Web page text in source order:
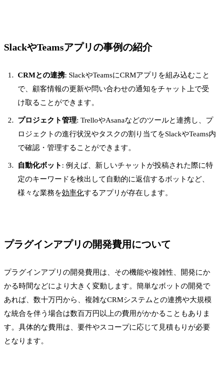
SlackやTeamsアプリの事例の紹介
CRMとの連携: SlackやTeamsにCRMアプリを組み込むこと
で、顧客情報の更新や問い合わせの通知をチャット上で受
け取ることができます。
プロジェクト管理: TrelloやAsanaなどのツールと連携し、プ
ロジェクトの進行状況やタスクの割り当てをSlackやTeams内
で確認・管理することができます。
自動化ボット : 例えば、新しいチャットが投稿された際に特
定のキーワードを検出して自動的に返信するボットなど、
様々な業務を効率化するアプリが存在します。
プラグインアプリの開発費用について
プラグインアプリの開発費用は、その機能や複雑性、開発にか
かる時間などにより大きく変動します。簡単なボットの開発で
あれば、数十万円から、複雑なCRMシステムとの連携や大規模
な統合を伴う場合は数百万円以上の費用がかかることもありま
す。具体的な費用は、要件やスコープに応じて見積もりが必要
となります。